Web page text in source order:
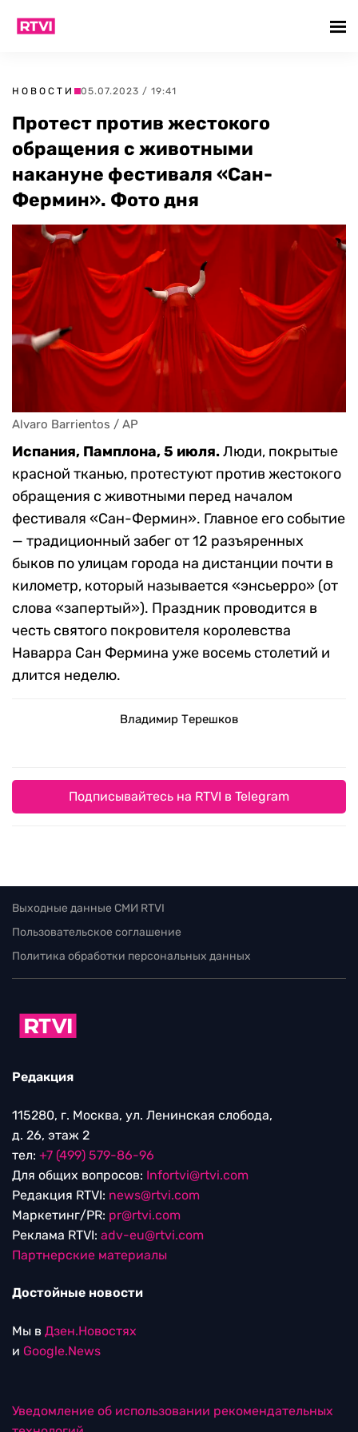
НОВОСТИ 05.07.2023 / 19:41
Протест против жестокого
обращения с животными
накануне фестиваля «Сан-
Фермин». Фото дня
Alvaro Barrientos / AP
Испания, Памплона, 5 июля.Люди, покрытые
красной тканью, протестуют против жестокого
обращения с животными перед началом
фестиваля «Сан-Фермин». Главное его событие
— традиционный забег от 12 разъяренных
быков по улицам города на дистанции почти в
километр, который называется «энсьерро» (от
слова «запертый»). Праздник проводится в
честь святого покровителя королевства
Наварра Сан Фермина уже восемь столетий и
длится неделю.
Владимир Терешков
Подписывайтесь на RTVI в Telegram
Выходные данные СМИ RTVI
Пользовательское соглашение
Политика обработки персональных данных
Редакция
115280, г. Москва, ул. Ленинская слобода,
д. 26, этаж 2
тел: +7 (499) 579-86-96
Для общих вопросов: Infortvi@rtvi.com
Редакция RTVI: news@rtvi.com
Маркетинг/PR: pr@rtvi.com
Реклама RTVI: adv-eu@rtvi.com
Партнерские материалы
Достойные новости
Мы в Дзен.Новостях
и Google.News
Уведомление об использовании рекомендательных